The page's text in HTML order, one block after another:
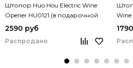
Штопор Huo Hou Electric Wine
Opener HU0121 (в подарочной
упаковке)
2590 руб
Распродано
Wine